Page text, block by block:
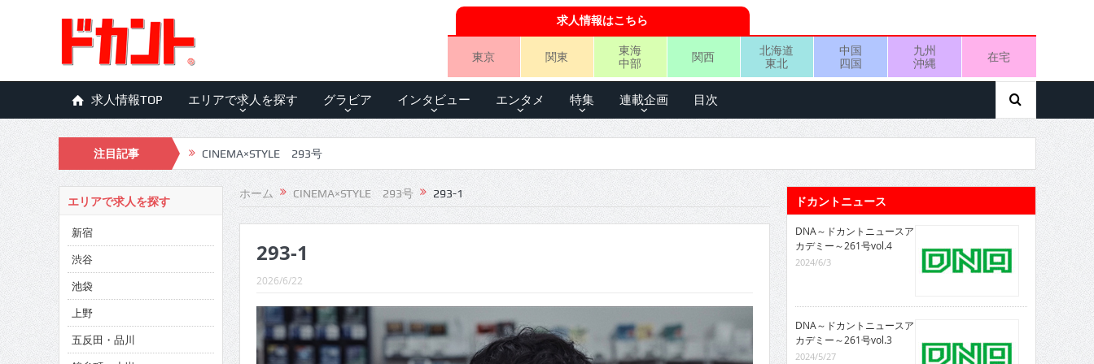
求人情報はこちら
東京 関東
東海
中部
関西
北海道
東北
中国
四国
九州
沖縄
在宅
求人情報TOP エリアで求人を探す グラビア インタビュー エンタメ 特集 連載企画 目次
注目記事 CINEMA×STYLE 293号
CINEMA×STYLE 292号
CINEMA×STYLE 291号
CINEMA×STYLE 290号
CINEMA×STYLE 289号
CINEMA×STYLE 288号
CINEMA×STYLE 287号
ホーム CINEMA×STYLE 293号 293-1
293-1
2026/6/22
エリアで求人を探す
新宿
渋谷
池袋
上野
五反田・品川
ドカントニュース
DNA～ドカントニュースア
カデミー～261号vol.4
2024/6/3
DNA～ドカントニュースア
カデミー～261号vol.3
2024/5/27